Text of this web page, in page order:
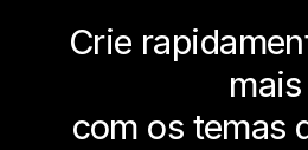
Crie
mais
com os temas